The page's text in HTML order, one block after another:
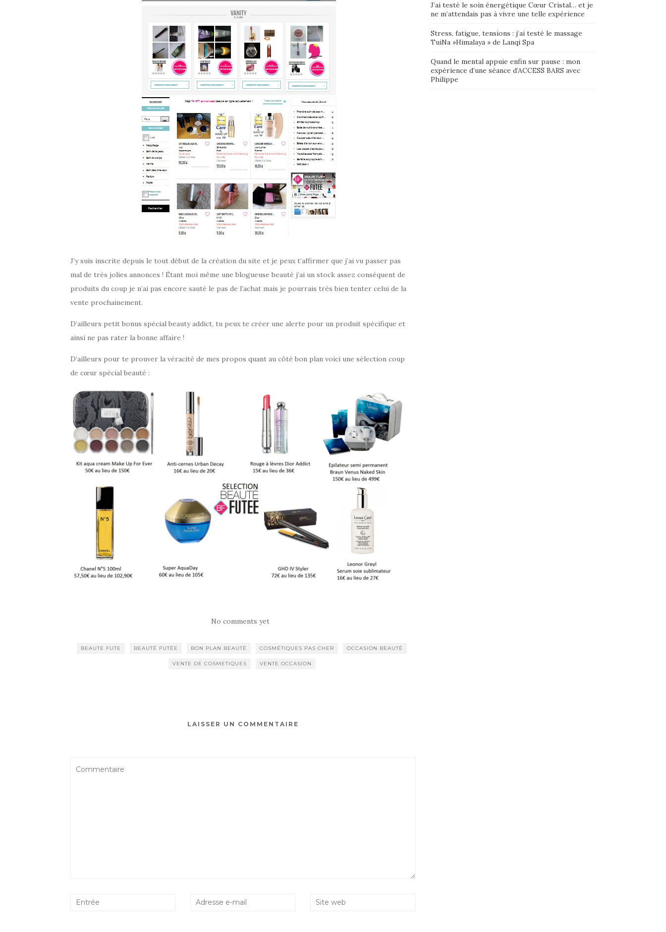
J’y suis inscrite depuis le tout début de la création du site et je peux t’affirmer que j’ai vu passer pas
mal de très jolies annonces ! Étant moi même une blogueuse beauté j’ai un stock assez conséquent de
produits du coup je n’ai pas encore sauté le pas de l’achat mais je pourrais très bien tenter celui de la
vente prochainement.
D’ailleurs petit bonus spécial beauty addict, tu peux te créer une alerte pour un produit spécifique et
ainsi ne pas rater la bonne affaire !
D’ailleurs pour te prouver la véracité de mes propos quant au côté bon plan voici une sélection coup
de cœur spécial beauté :
No comments yet
BEAUTE FUTE BEAUTÉ FUTÉE BON PLAN BEAUTÉ COSMÉTIQUES PAS CHER OCCASION BEAUTÉ
VENTE DE COSMETIQUES VENTE OCCASION
LAISSER UN COMMENTAIRE
J’ai testé le soin énergétique Cœur Cristal… et je
ne m’attendais pas à vivre une telle expérience
Stress, fatigue, tensions : j’ai testé le massage
TuiNa »Himalaya » de Lanqi Spa
Quand le mental appuie enfin sur pause : mon
expérience d’une séance d’ACCESS BARS avec
Philippe